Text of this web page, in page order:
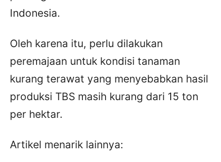
Indonesia.
Oleh karena itu, perlu dilakukan
peremajaan untuk kondisi tanaman
kurang terawat yang menyebabkan hasil
produksi TBS masih kurang dari 15 ton
per hektar.
Artikel menarik lainnya: